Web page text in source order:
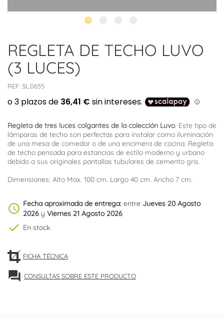
REGLETA DE TECHO LUVO
(3 LUCES)
REF: SL.0655
Regleta de tres luces colgantes de la colección Luvo. Este tipo de
lámparas de techo son perfectas para instalar como iluminación
de una mesa de comedor o de una encimera de cocina. Regleta
de techo pensada para estancias de estilo moderno y urbano
debido a sus originales pantallas tubulares de cemento gris.
Dimensiones: Alto Max. 100 cm. Largo 40 cm. Ancho 7 cm.
schedule Fecha aproximada de entrega: entre Jueves 20 Agosto
2026 y Viernes 21 Agosto 2026
check En stock
FICHA TÉCNICA
forum CONSULTAS SOBRE ESTE PRODUCTO